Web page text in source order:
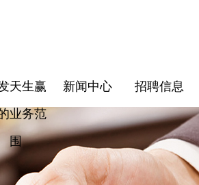
天生赢
业务范
围
新闻中心 招聘信息